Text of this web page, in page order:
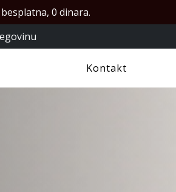
0 dinara.
Kontakt